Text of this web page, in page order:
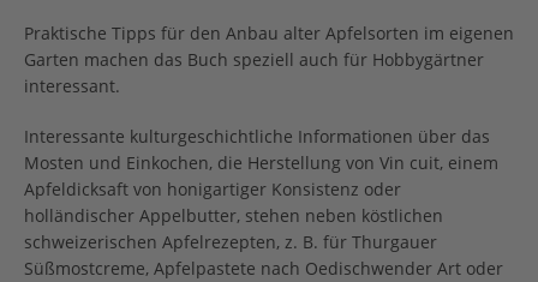
Praktische Tipps für den Anbau alter Apfelsorten im eigenen
Garten machen das Buch speziell auch für Hobbygärtner
interessant.
Interessante kulturgeschichtliche Informationen über das
Mosten und Einkochen, die Herstellung von Vin cuit, einem
Apfeldicksaft von honigartiger Konsistenz oder
holländischer Appelbutter, stehen neben köstlichen
schweizerischen Apfelrezepten, z. B. für Thurgauer
Süßmostcreme, Apfelpastete nach Oedischwender Art oder